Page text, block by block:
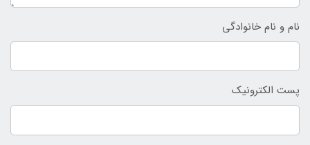
نام و نام خانوادگی
پست الکترونیک